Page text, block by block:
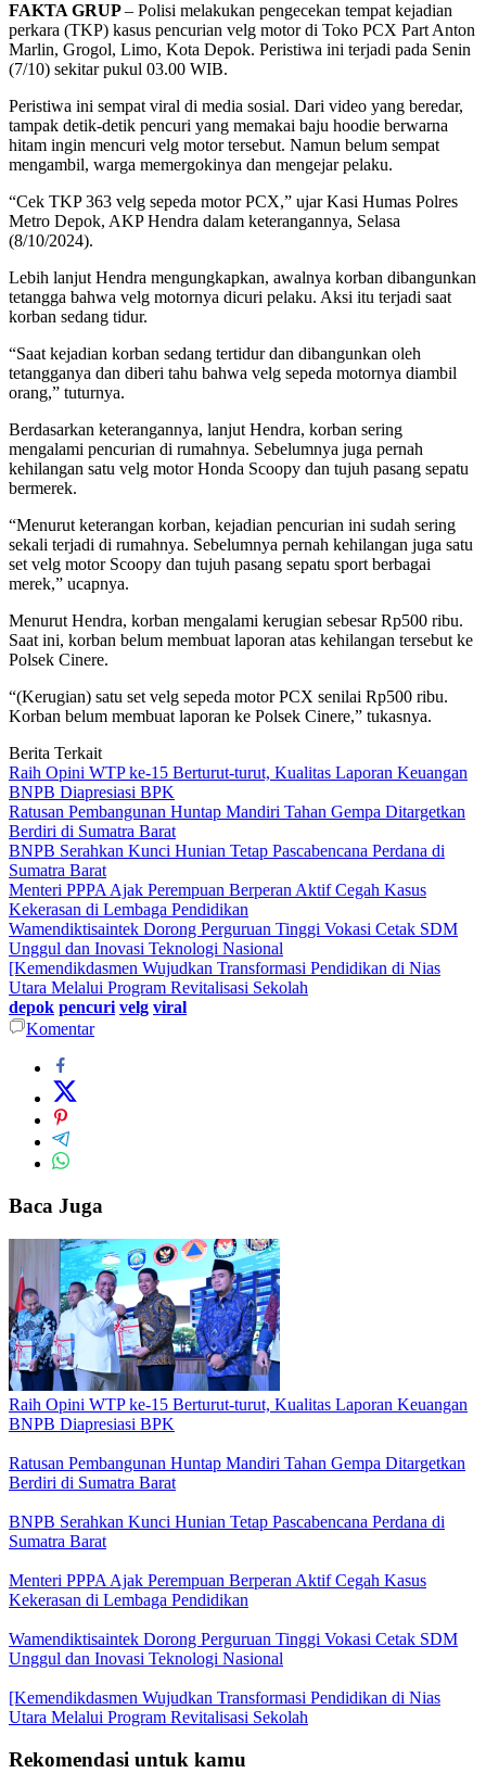
FAKTA GRUP– Polisi melakukan pengecekan tempat kejadian
perkara (TKP) kasus pencurian velg motor di Toko PCX Part Anton
Marlin, Grogol, Limo, Kota Depok. Peristiwa ini terjadi pada Senin
(7/10) sekitar pukul 03.00 WIB.
Peristiwa ini sempat viral di media sosial. Dari video yang beredar,
tampak detik-detik pencuri yang memakai baju hoodie berwarna
hitam ingin mencuri velg motor tersebut. Namun belum sempat
mengambil, warga memergokinya dan mengejar pelaku.
“Cek TKP 363 velg sepeda motor PCX,” ujar Kasi Humas Polres
Metro Depok, AKP Hendra dalam keterangannya, Selasa
(8/10/2024).
Lebih lanjut Hendra mengungkapkan, awalnya korban dibangunkan
tetangga bahwa velg motornya dicuri pelaku. Aksi itu terjadi saat
korban sedang tidur.
“Saat kejadian korban sedang tertidur dan dibangunkan oleh
tetangganya dan diberi tahu bahwa velg sepeda motornya diambil
orang,” tuturnya.
Berdasarkan keterangannya, lanjut Hendra, korban sering
mengalami pencurian di rumahnya. Sebelumnya juga pernah
kehilangan satu velg motor Honda Scoopy dan tujuh pasang sepatu
bermerek.
“Menurut keterangan korban, kejadian pencurian ini sudah sering
sekali terjadi di rumahnya. Sebelumnya pernah kehilangan juga satu
set velg motor Scoopy dan tujuh pasang sepatu sport berbagai
merek,” ucapnya.
Menurut Hendra, korban mengalami kerugian sebesar Rp500 ribu.
Saat ini, korban belum membuat laporan atas kehilangan tersebut ke
Polsek Cinere.
“(Kerugian) satu set velg sepeda motor PCX senilai Rp500 ribu.
Korban belum membuat laporan ke Polsek Cinere,” tukasnya.
Berita Terkait
Raih Opini WTP ke-15 Berturut-turut, Kualitas Laporan Keuangan
BNPB Diapresiasi BPK
Ratusan Pembangunan Huntap Mandiri Tahan Gempa Ditargetkan
Berdiri di Sumatra Barat
BNPB Serahkan Kunci Hunian Tetap Pascabencana Perdana di
Sumatra Barat
Menteri PPPA Ajak Perempuan Berperan Aktif Cegah Kasus
Kekerasan di Lembaga Pendidikan
Wamendiktisaintek Dorong Perguruan Tinggi Vokasi Cetak SDM
Unggul dan Inovasi Teknologi Nasional
[Kemendikdasmen Wujudkan Transformasi Pendidikan di Nias
Utara Melalui Program Revitalisasi Sekolah
depok pencuri velg viral
Komentar
Baca Juga
Raih Opini WTP ke-15 Berturut-turut, Kualitas Laporan Keuangan
BNPB Diapresiasi BPK
Ratusan Pembangunan Huntap Mandiri Tahan Gempa Ditargetkan
Berdiri di Sumatra Barat
BNPB Serahkan Kunci Hunian Tetap Pascabencana Perdana di
Sumatra Barat
Menteri PPPA Ajak Perempuan Berperan Aktif Cegah Kasus
Kekerasan di Lembaga Pendidikan
Wamendiktisaintek Dorong Perguruan Tinggi Vokasi Cetak SDM
Unggul dan Inovasi Teknologi Nasional
[Kemendikdasmen Wujudkan Transformasi Pendidikan di Nias
Utara Melalui Program Revitalisasi Sekolah
Rekomendasi untuk kamu